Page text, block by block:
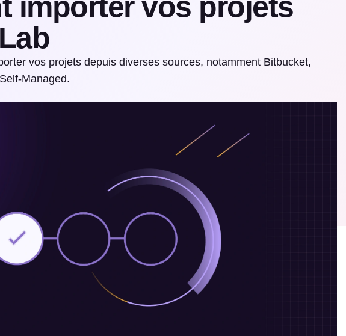
vos projets depuis diverses sources, notamment Bitbucket,
Managed.